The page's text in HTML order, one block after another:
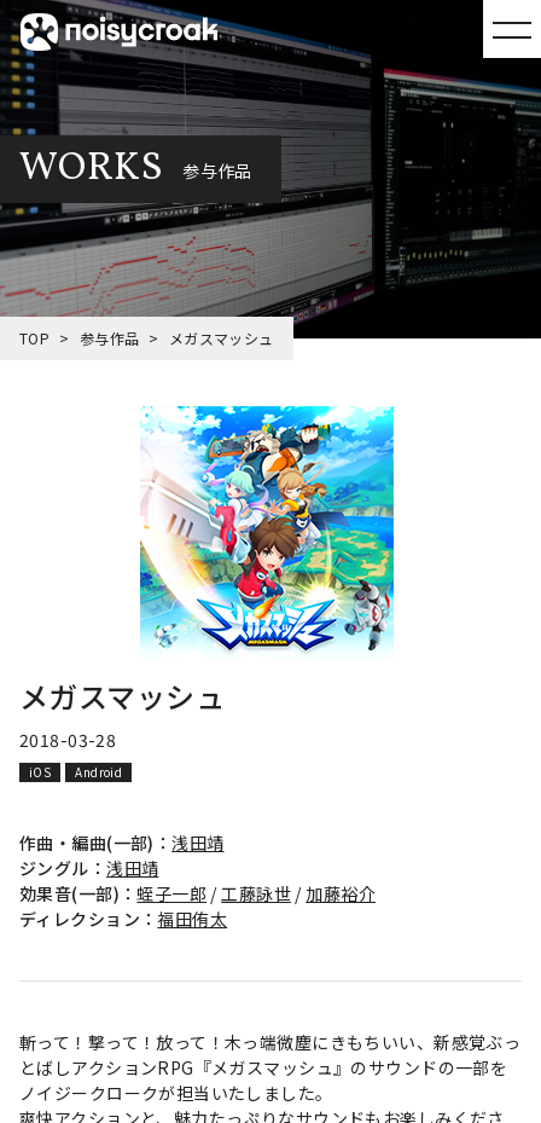
WORKS 参与作品
TOP 参与作品 メガスマッシュ
メガスマッシュ
2018-03-28
iOS Android
作曲・編曲(一部)：浅田靖
ジングル：浅田靖
効果音(一部)：蛭子一郎 /工藤詠世 / 加藤裕介
ディレクション：福田侑太
斬って！撃って！放って！木っ端微塵にきもちいい、新感覚ぶっ
とばしアクションRPG『メガスマッシュ』のサウンドの一部を
ノイジークロークが担当いたしました。
爽快アクションと、魅力たっぷりなサウンドもお楽しみくださ